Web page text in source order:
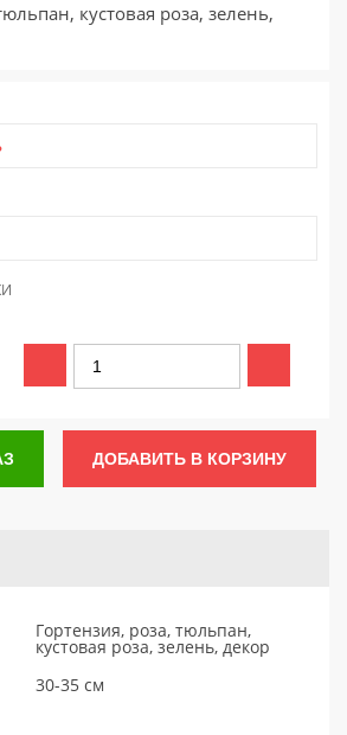
кустовая роза, зелень,
ДОБАВИТЬ В КОРЗИНУ
Гортензия, роза, тюльпан,
кустовая роза, зелень, декор
30-35 см